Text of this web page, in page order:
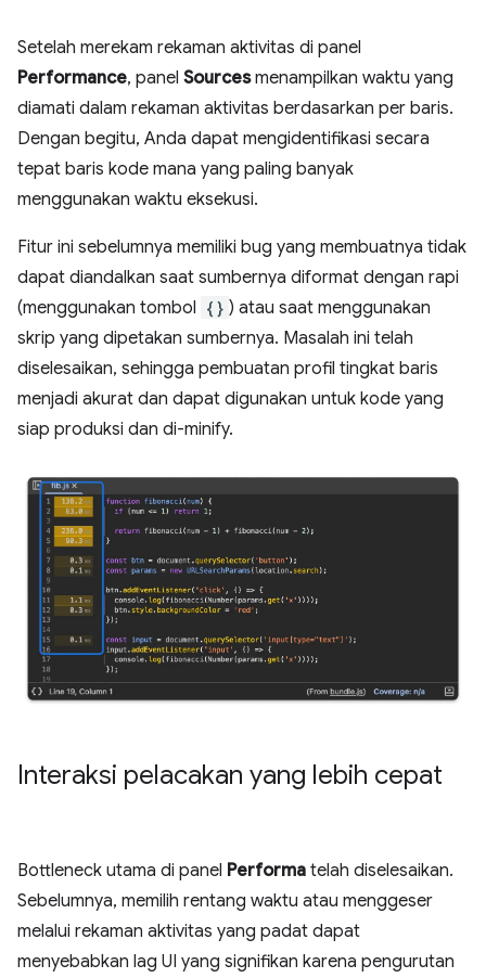
Setelah merekam rekaman aktivitas di panel
Performance, panel Sourcesmenampilkan waktu yang
diamati dalam rekaman aktivitas berdasarkan per baris.
Dengan begitu, Anda dapat mengidentifikasi secara
tepat baris kode mana yang paling banyak
menggunakan waktu eksekusi.
Fitur ini sebelumnya memiliki bug yang membuatnya tidak
dapat diandalkan saat sumbernya diformat dengan rapi
(menggunakan tombol {} ) atau saat menggunakan
skrip yang dipetakan sumbernya. Masalah ini telah
diselesaikan, sehingga pembuatan profil tingkat baris
menjadi akurat dan dapat digunakan untuk kode yang
siap produksi dan di-minify.
Interaksi pelacakan yang lebih cepat
Bottleneck utama di panel Performa telah diselesaikan.
Sebelumnya, memilih rentang waktu atau menggeser
melalui rekaman aktivitas yang padat dapat
menyebabkan lag UI yang signifikan karena pengurutan